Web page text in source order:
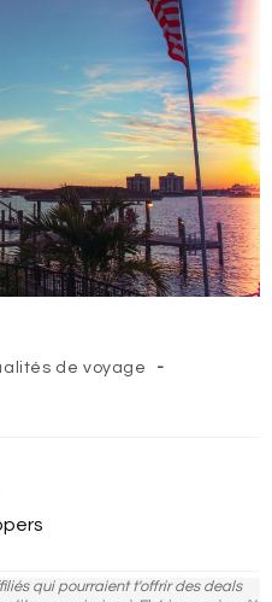
de voyage
qui pourraient t'offrir des deals